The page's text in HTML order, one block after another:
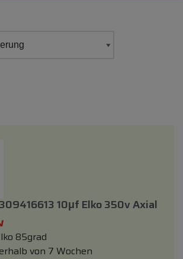
10μf Elko 350v Axial
85grad
von 7 Wochen